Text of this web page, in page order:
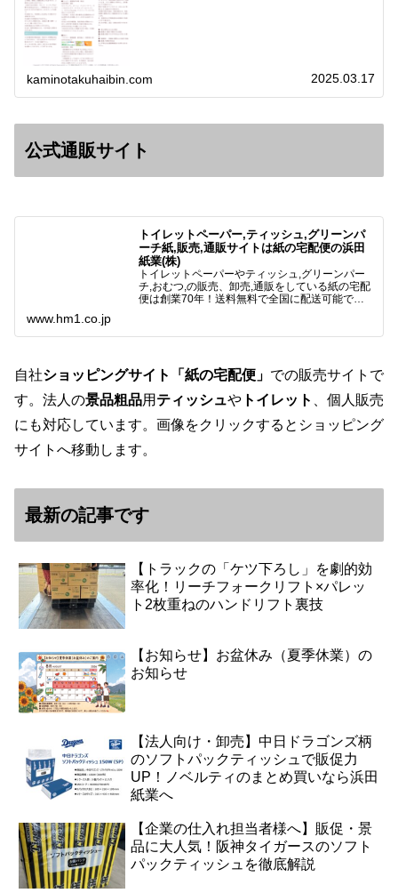
kaminotakuhaibin.com 2025.03.17
公式通販サイト
トイレットペーパー,ティッシュ,グリーンパ
ーチ紙,販売,通販サイトは紙の宅配便の浜田
紙業(株)
トイレットペーパーやティッシュ,グリーンパー
チ,おむつ,の販売、卸売,通販をしている紙の宅配
便は創業70年！送料無料で全国に配送可能で
様と歩んでまいりま…
www.hm1.co.jp
自社ショッピングサイト「紙の宅配便」 での販売サイトで
す。法人の景品粗品用 ティッシュや トイレット
、個人販売
にも対応しています。画像をクリックするとショッピング
サイトへ移動します。
最新の記事です
【トラックの「ケツ下ろし」を劇的効
率化！リーチフォークリフト×パレッ
ト2枚重ねのハンドリフト裏技
【お知らせ】お盆休み（夏季休業）の
お知らせ
【法人向け・卸売】中日ドラゴンズ柄
のソフトパックティッシュで販促力
UP！ノベルティのまとめ買いなら浜田
紙業へ
【企業の仕入れ担当者様へ】販促・景
品に大人気！阪神タイガースのソフト
パックティッシュを徹底解説